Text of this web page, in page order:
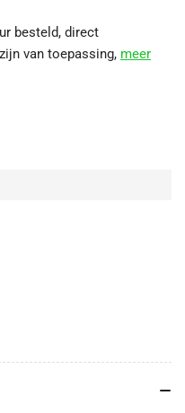
besteld, direct
van toepassing, meer